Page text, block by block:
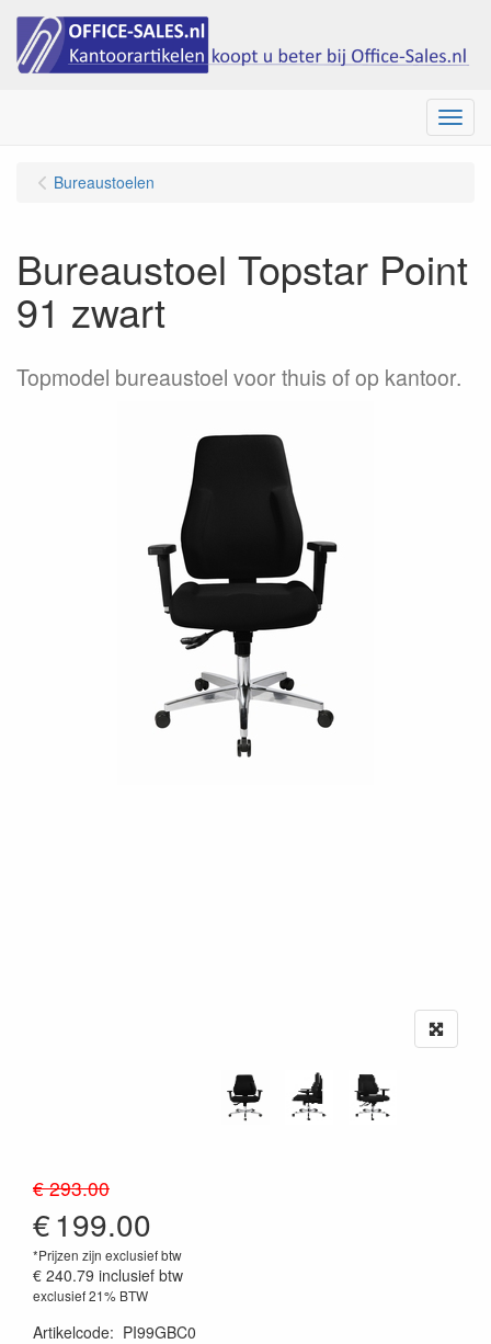
Menu
Bureaustoelen
Bureaustoel Topstar Point
91 zwart
Topmodel bureaustoel voor thuis of op kantoor.
€ 293.00
€199.00
*Prijzen zijn exclusief btw
€ 240.79 inclusief btw
exclusief 21% BTW
Artikelcode: PI99GBC0